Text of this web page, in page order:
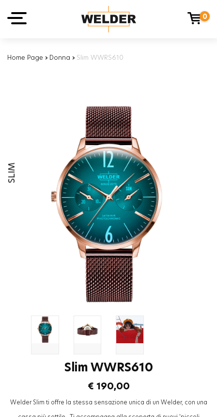
0
Home Page › Donna › Slim WWRS610
SLIM
Slim WWRS610
€ 190,00
Welder Slim ti offre la stessa sensazione unica di un Welder, con una